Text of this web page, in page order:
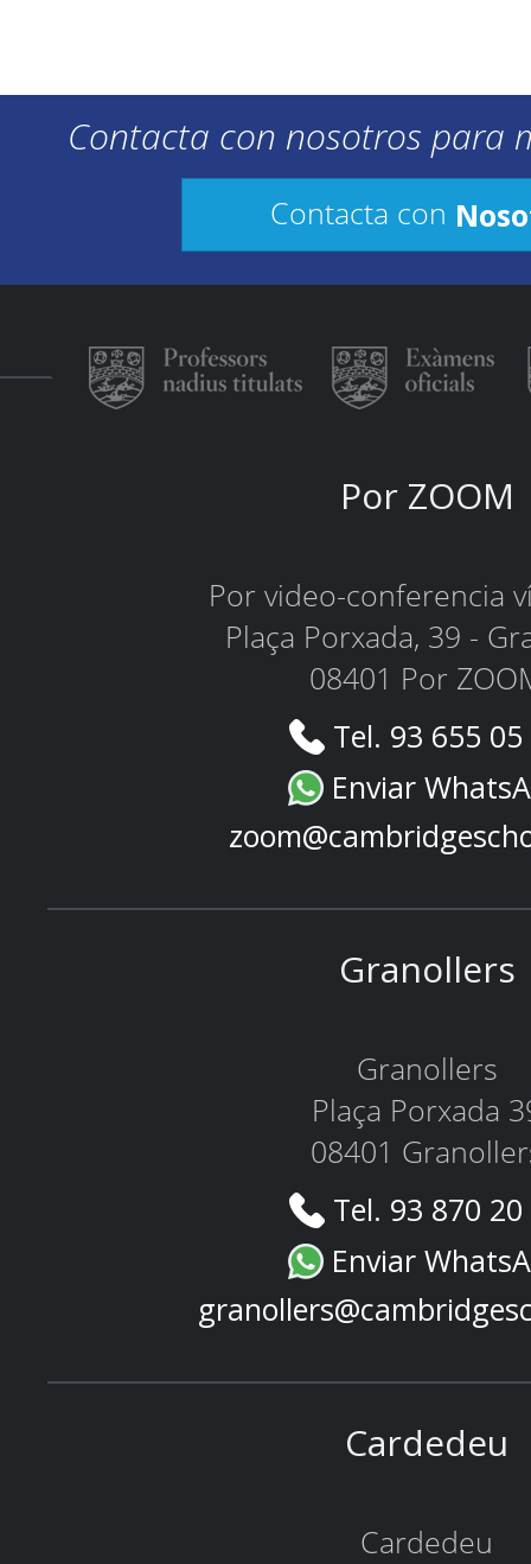
Contacta con nosotros para
Contacta con
Por ZOOM
Por video-conferencia
Plaça Porxada, 39 -
08401 Por
Tel. 93 655
Enviar
Granollers
Granollers
Plaça Porxada
08401
Tel. 93 870
Enviar
Cardedeu
Cardedeu